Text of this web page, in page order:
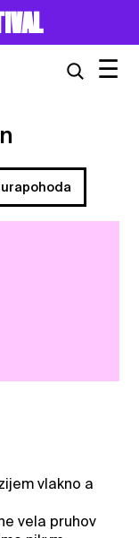
☰
vlakno a
vela pruhov